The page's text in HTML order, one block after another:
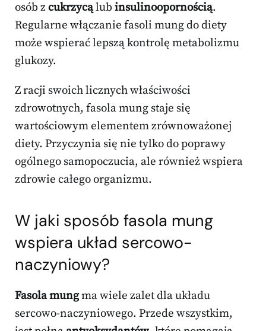
osób zcukrzycąlub insulinoopornością.
Regularne włączanie fasoli mung do diety
może wspierać lepszą kontrolę metabolizmu
glukozy.
Z racji swoich licznych właściwości
zdrowotnych, fasola mung staje się
wartościowym elementem zrównoważonej
diety. Przyczynia się nie tylko do poprawy
ogólnego samopoczucia, ale również wspiera
zdrowie całego organizmu.
W jaki sposób fasola mung
wspiera układ sercowo-
naczyniowy?
Fasola mungma wiele zalet dla układu
sercowo-naczyniowego. Przede wszystkim,